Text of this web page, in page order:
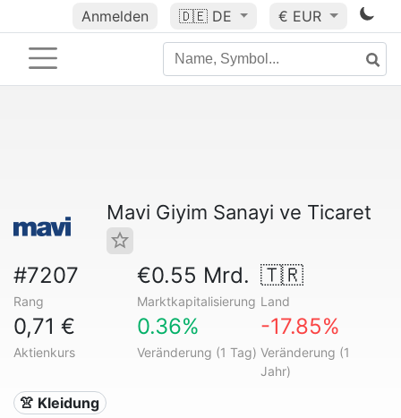
Anmelden 🇩🇪 DE € EUR
Mavi Giyim Sanayi ve Ticaret
#7207
Rang
€0.55 Mrd.
Marktkapitalisierung
🇹🇷
Land
0,71 €
Aktienkurs
0.36%
Veränderung (1 Tag)
-17.85%
Veränderung (1
Jahr)
👚 Kleidung